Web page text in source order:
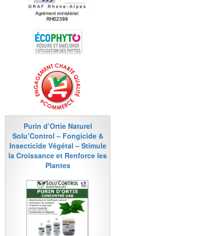
Purin d’Ortie Naturel
Solu’Control – Fongicide &
Insecticide Végétal – Stimule
la Croissance et Renforce les
Plantes